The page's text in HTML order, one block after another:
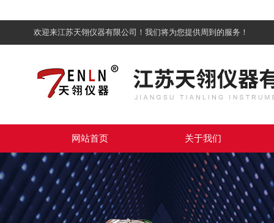
欢迎来江苏天翎仪器有限公司！我们将为您提供周到的服务！
网站首页 关于我们